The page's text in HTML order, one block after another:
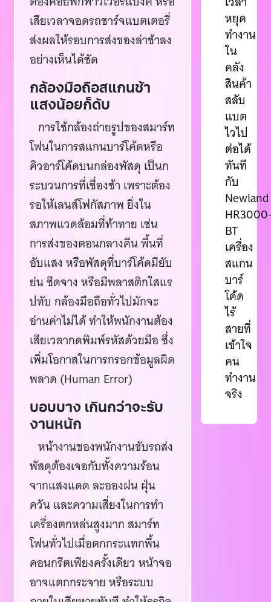
เสียเวลาจอดรถชาร์จแบตเตอรี่
ส่งผลให้รอบการส่งของล่าช้าลง
อย่างเห็นได้ชัด
กล้องมือถือสแกนช้า
แสงน้อยก็ดับ
การใช้กล้องถ่ายรูปของสมาร์ท
โฟนในการสแกนบาร์โค้ดหรือ
คิวอาร์โค้ดบนกล่องพัสดุ เป็นก
ระบวนการที่เชื่องช้า เพราะต้อง
รอให้เลนส์โฟกัสภาพ ยิ่งใน
สภาพแวดล้อมที่ท้าทาย เช่น
การส่งของตอนกลางคืน พื้นที่
อับแสง หรือพัสดุที่บาร์โค้ดมียับ
ย่น ซีดจาง หรือมีพลาสติกใสแร
ปทับ กล้องมือถือทั่วไปมักจะ
อ่านค่าไม่ได้ ทำให้พนักงานต้อง
เสียเวลากดพิมพ์รหัสด้วยมือ ซึ่ง
เพิ่มโอกาสในการกรอกข้อมูลผิด
พลาด (Human Error)
บอบบาง เกินกว่าจะรับ
งานหนัก
หน้างานของพนักงานขับรถส่ง
พัสดุต้องเจอกับทั้งความร้อน
จากแสงแดด ละอองฝน ฝุ่น
ควัน และความเสี่ยงในการทำ
เครื่องตกหล่นสูงมาก สมาร์ท
โฟนทั่วไปเมื่อตกกระแทกพื้น
คอนกรีตเพียงครั้งเดียว หน้าจอ
อาจแตกกระจาย หรือระบบ
หยุด
ทำงาน
ใน
คลัง
สินค้า
สลับ
แบต
ไวไป
ต่อได้
ทันที
กับ
Newland
BT
เครื่อง
สแกน
บาร์
โค้ด
ไร้
สายที่
เข้าใจ
คน
ทำงาน
จริง